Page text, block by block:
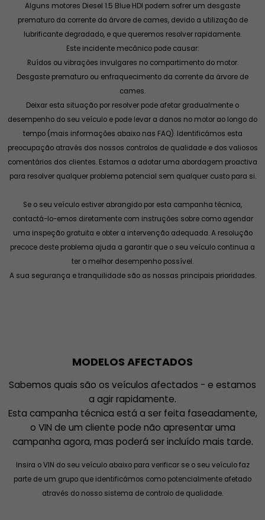
Alguns motores Diesel 1.5 Blue HDI podem sofrer um desgaste
prematuro da corrente da árvore de cames, devido a utilização de
lubrificante degradado, e que queremos resolver rapidamente.
Este incidente mecânico pode causar:
Ruídos ou vibrações invulgares no compartimento do motor.
Desgaste prematuro ou enfraquecimento da corrente da árvore de
cames.
Deixar esta situação por resolver pode afetar gradualmente o
desempenho do seu veículo e pode levar a danos no motor ao longo do
tempo (mais informações abaixo nas FAQ). Identificámos esta
preocupação através dos nossos controlos de qualidade e dos valiosos
comentários dos clientes. Estamos a adotar uma abordagem proactiva
para resolver qualquer problema potencial sem qualquer custo para si.
Se o seu veículo estiver abrangido por esta campanha técnica,
contactá-lo-emos diretamente com instruções sobre como agendar
uma inspeção gratuita e obter a intervenção adequada. A resolução
precoce deste problema ajuda a garantir que o seu veículo continua a
ter o melhor desempenho possível.
A sua segurança e tranquilidade são as nossas principais prioridades.
MODELOS AFECTADOS
Sabemos quais são os veículos afectados - e estamos
a agir rapidamente.
Esta campanha técnica está a ser feita faseadamente,
o VIN de um cliente pode não apresentar uma
campanha agora, mas poderá ser incluído mais tarde.
Insira o VIN do seu veículo abaixo para verificar se o seu veículo faz
parte de um grupo que identificámos como potencialmente afetado
através do nosso sistema de controlo de qualidade.